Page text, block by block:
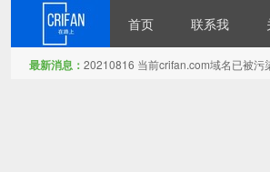
首页 联系我
最新消息： 20210816 当前crifan.com域名已被污